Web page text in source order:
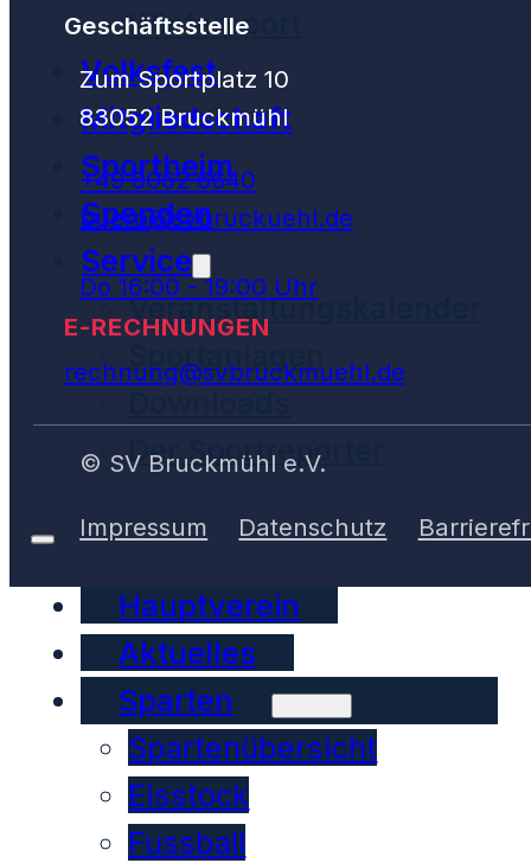
Wintersport
Volksfest
Mitgliedschaft
Sportheim
Spenden
Service
Veranstaltungskalender
Sportanlagen
Der Sportreporter
Hauptverein
Aktuelles
Sparten
Spartenübersicht
Eisstock
Fussball
Geschäftsstelle
Zum Sportplatz 10
83052 Bruckmühl
+49 8062 6640
buero@svbruckuehl.de
Do 16:00 - 19:00 Uhr
E-RECHNUNGEN
rechnung@svbruckmuehl.de
© SV Bruckmühl e.V.
Impressum Datenschutz